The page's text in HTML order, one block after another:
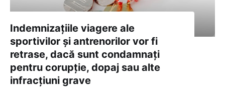
Indemnizațiile viagere ale
sportivilor și antrenorilor vor fi
retrase, dacă sunt condamnați
pentru corupție, dopaj sau alte
infracțiuni grave